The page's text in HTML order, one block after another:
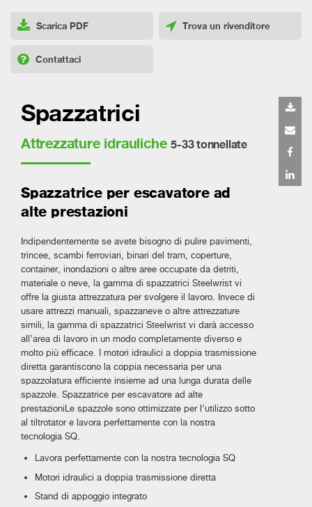
Scarica PDF Trova un rivenditore
Contattaci
Spazzatrici
Attrezzature idrauliche5-33 tonnellate
Spazzatrice per escavatore ad
alte prestazioni
Indipendentemente se avete bisogno di pulire pavimenti,
trincee, scambi ferroviari, binari del tram, coperture,
container, inondazioni o altre aree occupate da detriti,
materiale o neve, la gamma di spazzatrici Steelwrist vi
offre la giusta attrezzatura per svolgere il lavoro. Invece di
usare attrezzi manuali, spazzaneve o altre attrezzature
simili, la gamma di spazzatrici Steelwrist vi darà accesso
all’area di lavoro in un modo completamente diverso e
molto più efficace. I motori idraulici a doppia trasmissione
diretta garantiscono la coppia necessaria per una
spazzolatura efficiente insieme ad una lunga durata delle
spazzole. Spazzatrice per escavatore ad alte
prestazioni Le spazzole sono ottimizzate per l’utilizzo sotto
al tiltrotator e lavora perfettamente con la nostra
tecnologia SQ.
Lavora perfettamente con la nostra tecnologia SQ
Motori idraulici a doppia trasmissione diretta
Stand di appoggio integrato